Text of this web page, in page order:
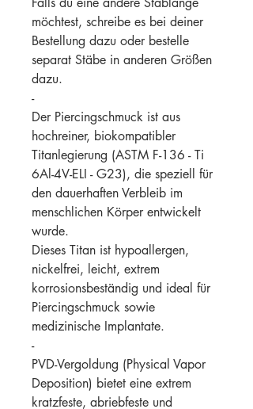
möchtest, schreibe es bei deiner
Bestellung dazu oder bestelle
separat Stäbe in anderen Größen
dazu.
-
Der Piercingschmuck ist aus
hochreiner, biokompatibler
Titanlegierung (ASTM F-136 - Ti
6Al-4V-ELI - G23), die speziell für
den dauerhaften Verbleib im
menschlichen Körper entwickelt
wurde.
Dieses Titan ist hypoallergen,
nickelfrei, leicht, extrem
korrosionsbeständig und ideal für
Piercingschmuck sowie
medizinische Implantate.
-
PVD-Vergoldung (Physical Vapor
Deposition) bietet eine extrem
kratzfeste, abriebfeste und